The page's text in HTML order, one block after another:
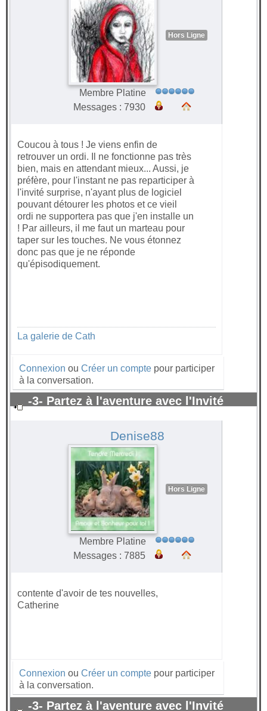
Hors Ligne
Membre Platine
Messages : 7930
Coucou à tous ! Je viens enfin de
retrouver un ordi. Il ne fonctionne pas très
bien, mais en attendant mieux... Aussi, je
préfère, pour l'instant ne pas reparticiper à
l'invité surprise, n'ayant plus de logiciel
pouvant détourer les photos et ce vieil
ordi ne supportera pas que j'en installe un
! Par ailleurs, il me faut un marteau pour
taper sur les touches. Ne vous étonnez
donc pas que je ne réponde
qu'épisodiquement.
La galerie de Cath
Connexion ou Créer un compte pour participer
à la conversation.
-3- Partez à l'aventure avec l'Invité
Denise88
Hors Ligne
Membre Platine
Messages : 7885
contente d'avoir de tes nouvelles,
Catherine
Connexion ou Créer un compte pour participer
à la conversation.
-3- Partez à l'aventure avec l'Invité